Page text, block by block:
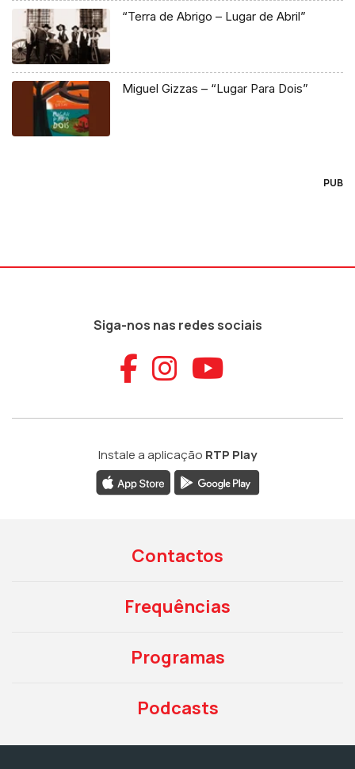
“Terra de Abrigo – Lugar de Abril”
Miguel Gizzas – “Lugar Para Dois”
PUB
Siga-nos nas redes sociais
Aceder ao
Aceder ao
Aceder
Instale a aplicação RTP Play
Contactos
Frequências
Programas
Podcasts